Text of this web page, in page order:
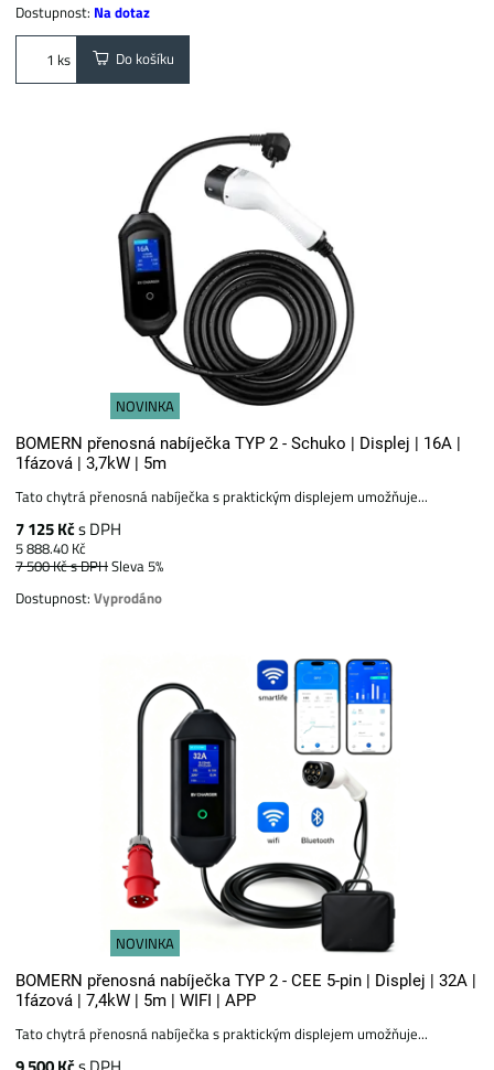
Dostupnost: Na dotaz
ks Do košíku
NOVINKA
BOMERN přenosná nabíječka TYP 2 - Schuko | Displej | 16A |
1fázová | 3,7kW | 5m
Tato chytrá přenosná nabíječka s praktickým displejem umožňuje...
7 125 Kčs DPH
5 888.40 Kč
7 500 Kčs DPHSleva 5%
Dostupnost:Vyprodáno
NOVINKA
BOMERN přenosná nabíječka TYP 2 - CEE 5-pin | Displej | 32A |
1fázová | 7,4kW | 5m | WIFI | APP
Tato chytrá přenosná nabíječka s praktickým displejem umožňuje...